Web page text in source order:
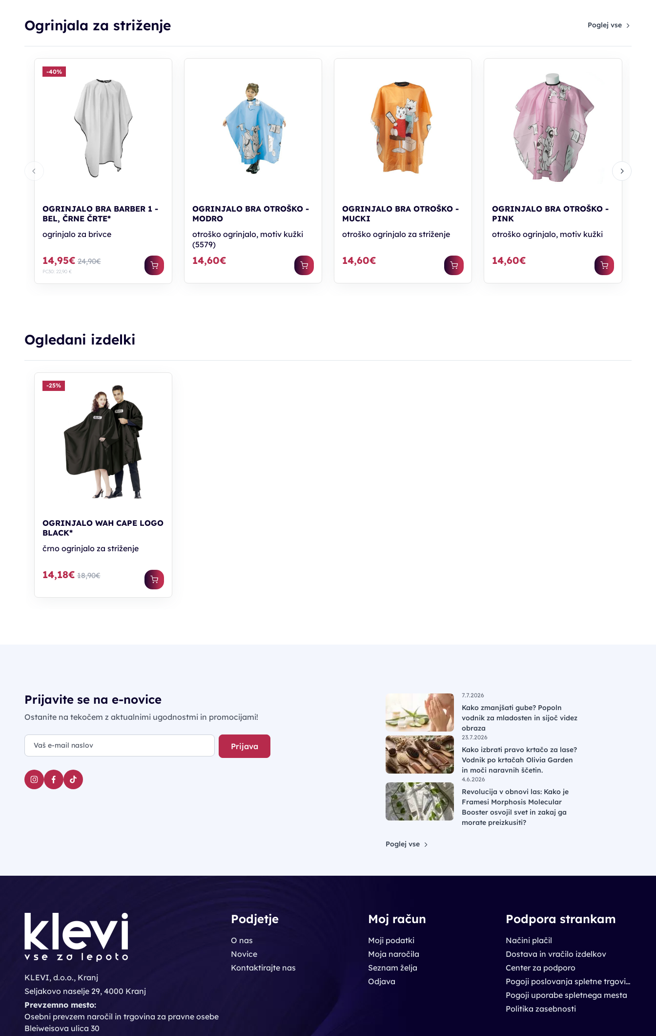
Ogrinjala za striženje Poglej vse
-40%
OGRINJALO BRA BARBER 1 -
BEL, ČRNE ČRTE*
ogrinjalo za brivce
14,95€ 24,90€
PC30: 22,90 €
OGRINJALO BRA OTROŠKO -
MODRO
otroško ogrinjalo, motiv kužki
(5579)
14,60€
OGRINJALO BRA OTROŠKO -
MUCKI
otroško ogrinjalo za striženje
14,60€
OGRINJALO BRA OTROŠKO -
PINK
otroško ogrinjalo, motiv kužki
14,60€
Ogledani izdelki
-25%
OGRINJALO WAH CAPE LOGO
BLACK*
črno ogrinjalo za striženje
14,18€ 18,90€
Prijavite se na e-novice
Ostanite na tekočem z aktualnimi ugodnostmi in promocijami!
Prijava
7.7.2026
Kako zmanjšati gube? Popoln
vodnik za mladosten in sijoč videz
obraza
23.7.2026
Kako izbrati pravo krtačo za lase?
Vodnik po krtačah Olivia Garden
in moči naravnih ščetin.
4.6.2026
Revolucija v obnovi las: Kako je
Framesi Morphosis Molecular
Booster osvojil svet in zakaj ga
morate preizkusiti?
Poglej vse
KLEVI, d.o.o., Kranj
Seljakovo naselje 29, 4000 Kranj
Prevzemno mesto:
Osebni prevzem naročil in trgovina za pravne osebe
Bleiweisova ulica 30
Podjetje
O nas
Novice
Kontaktirajte nas
Moj račun
Moji podatki
Moja naročila
Seznam želja
Odjava
Podpora strankam
Načini plačil
Dostava in vračilo izdelkov
Center za podporo
Pogoji poslovanja spletne trgovine
Pogoji uporabe spletnega mesta
Politika zasebnosti